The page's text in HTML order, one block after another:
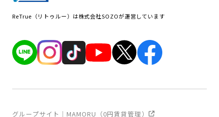
ReTrue（リトゥルー）は株式会社SOZOが運営しています
グループサイト｜MAMORU（0円賃貸管理）